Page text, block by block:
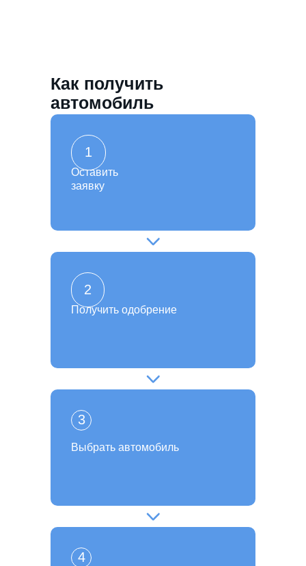
Как получить
автомобиль
4
Выбрать автомобиль
3
Получить одобрение
2
Оставить
заявку
1